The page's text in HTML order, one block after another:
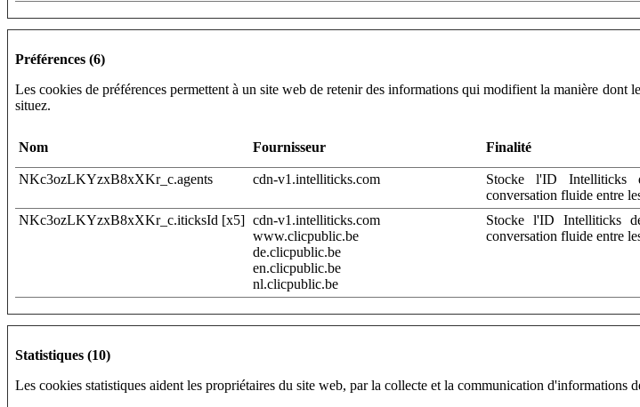
Préférences (6)
Les cookies de préférences permettent à un site web de retenir des informations qui modifient la manière
situez.
Nom Fournisseur Finalité
NKc3ozLKYzxB8xXKr_c.agents cdn-v1.intelliticks.com
Stocke l'ID Intelliticks
conversation fluide entre
NKc3ozLKYzxB8xXKr_c.iticksId [x5] cdn-v1.intelliticks.com
www.clicpublic.be
de.clicpublic.be
en.clicpublic.be
nl.clicpublic.be
Stocke l'ID Intelliticks
conversation fluide entre
Statistiques (10)
Les cookies statistiques aident les propriétaires du site web, par la collecte et la communication d'informations